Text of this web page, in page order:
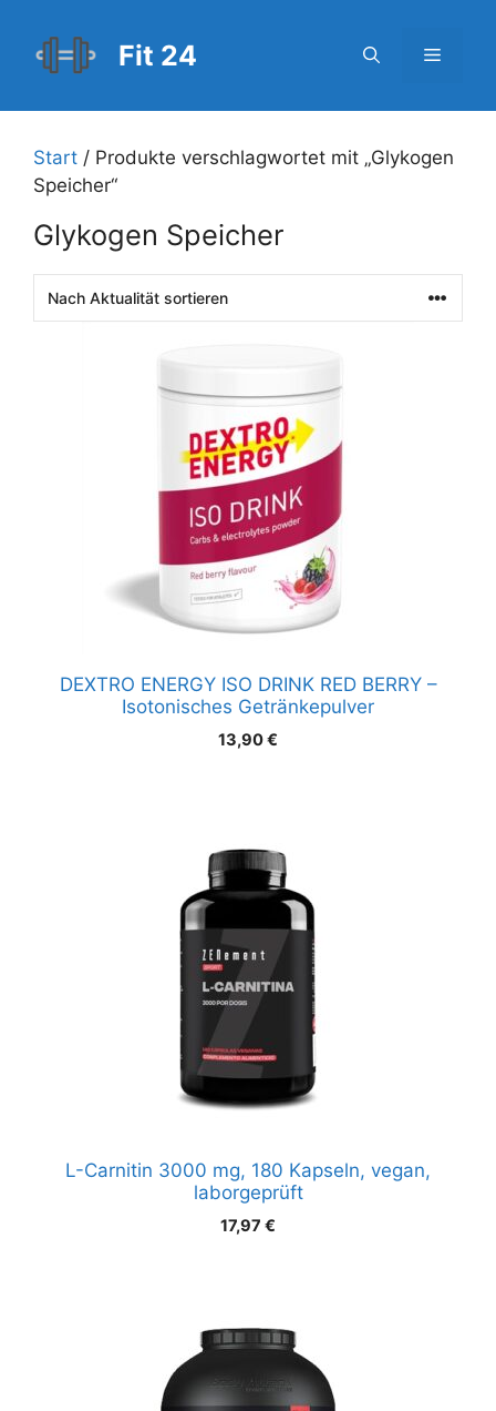
Inhalt
springen
Fit 24 Menü
Start / Produkte verschlagwortet mit „Glykogen
Speicher“
Glykogen Speicher
DEXTRO ENERGY ISO DRINK RED BERRY –
Isotonisches Getränkepulver
13,90€
L-Carnitin 3000 mg, 180 Kapseln, vegan,
laborgeprüft
17,97 €